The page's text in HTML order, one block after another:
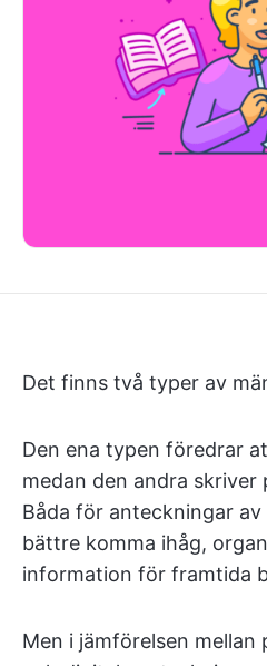
Det finns två typer av
Den ena typen föredrar
medan den andra skriver
Båda för anteckningar
bättre komma ihåg,
information för framtida
Men i jämförelsen